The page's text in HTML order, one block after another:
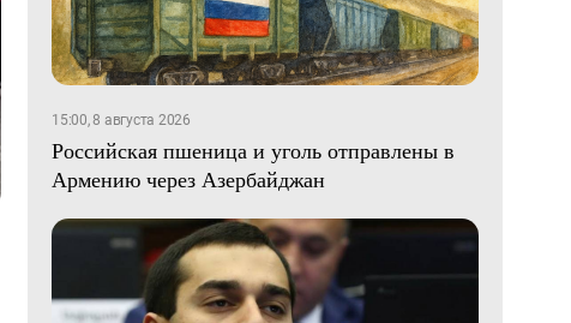
15:00, 8 августа 2026
Российская пшеница и уголь отправлены в
Армению через Азербайджан